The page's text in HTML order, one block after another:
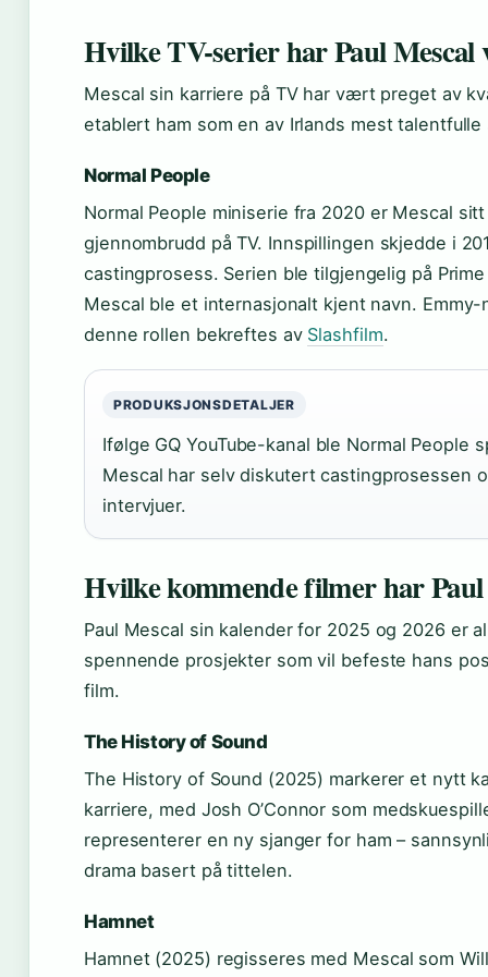
Hvilke TV-serier har Paul
Mescal sin karriere på TV har vært preget av
etablert ham som en av Irlands mest talentfulle
Normal People
Normal People miniserie fra 2020 er Mescal
gjennombrudd på TV. Innspillingen skjedde i
castingprosess. Serien ble tilgjengelig på
Mescal ble et internasjonalt kjent navn.
denne rollen bekreftes av Slashfilm.
PRODUKSJONSDETALJER
Ifølge GQ YouTube-kanal ble Normal People
Mescal har selv diskutert castingprosessen
intervjuer.
Hvilke kommende filmer har Paul
Paul Mescal sin kalender for 2025 og 2026 er
spennende prosjekter som vil befeste hans
film.
The History of Sound
The History of Sound (2025) markerer et nytt
karriere, med Josh O’Connor som
representerer en ny sjanger for ham –
drama basert på tittelen.
Hamnet
Hamnet (2025) regisseres med Mescal som